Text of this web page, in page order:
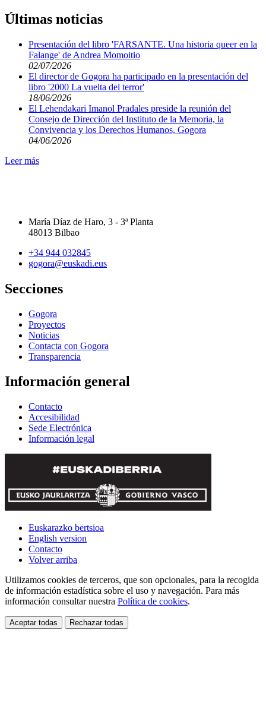
Últimas noticias
Presentación del libro 'FARSANTE. Una historia queer en la
Falange' de Andrea Momoitio
02/07/2026
El director de Gogora ha participado en la presentación del
libro '2000 La vuelta del terror'
18/06/2026
El Lehendakari Imanol Pradales preside la reunión del
Consejo de Dirección del Instituto de la Memoria, la
Convivencia y los Derechos Humanos, Gogora
04/06/2026
Leer más
María Díaz de Haro, 3 - 3ª Planta
48013 Bilbao
+34 944 032845
gogora@euskadi.eus
Secciones
Gogora
Proyectos
Noticias
Contacta con Gogora
Transparencia
Información general
Contacto
Accesibilidad
Sede Electrónica
Información legal
Euskarazko bertsioa
English version
Contacto
Volver arriba
Utilizamos cookies de terceros, que son opcionales, para la recogida
de información estadística sobre el uso y navegación. Para más
información consultar nuestra Política de cookies.
Aceptar todas Rechazar todas